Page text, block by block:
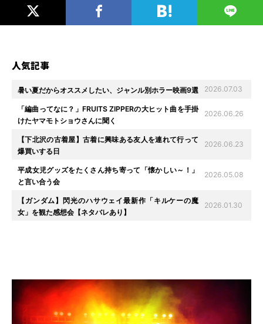
人気記事
暑い夏だからオススメしたい、ジャンル別ホラー映画9選 2026.07.03
「編曲ってなに？」FRUITS ZIPPERの大ヒット曲を手掛
けたヤマモトショウさんに聞く
2026.06.26
【下北沢の古着屋】古着に興味ある友人を連れて行って
爆買いする日
2026.06.23
平成女児グッズをたくさん持ち寄って「懐かしい～！」
と言い合う会
2026.05.08
【ガンダム】閃光のハサウェイ最新作「キルケーの魔
女」を観た感想会【ネタバレあり】
2026.01.30